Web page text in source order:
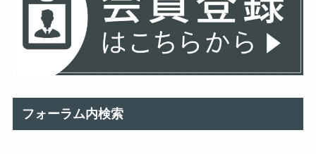
フォーラム内検索